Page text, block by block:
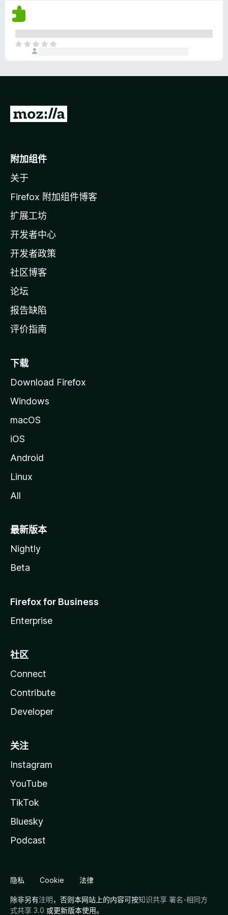
尚
无
分
目
无
转
o
i
l
a
主
页
附加组件
关于
Firefox 附加组件博客
扩展工坊
开发者中心
开发者政策
社区博客
论坛
报告缺陷
评价指南
下载
Download Firefox
Windows
macOS
iOS
Android
Linux
All
最新版本
Nightly
Beta
Firefox for Business
Enterprise
社区
Connect
Contribute
Developer
关注
Instagram
YouTube
TikTok
Bluesky
Podcast
隐私 Cookie 法律
除非另有注明，否则本网站上的内容可按知识共享 署名-相同方
式共享 3.0 或更新版本使用。